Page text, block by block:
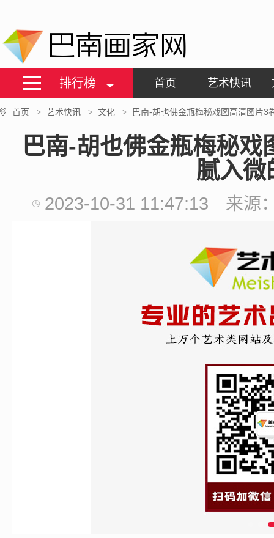
巴南画家网
排行榜 首页 艺术快讯
首页 > 艺术快讯 > 文化 > 巴南-胡也佛金瓶梅秘戏图高清图片3
巴南-胡也佛金瓶梅秘戏
腻入微
2023-10-31 11:47:13 来源